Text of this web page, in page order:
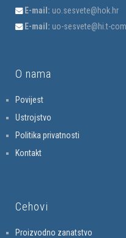
E-mail: uo.sesvete@hok.hr
E-mail: uo-sesvete@hi.t-
O nama
Povijest
Ustrojstvo
Politika privatnosti
Kontakt
Cehovi
Proizvodno zanatstvo